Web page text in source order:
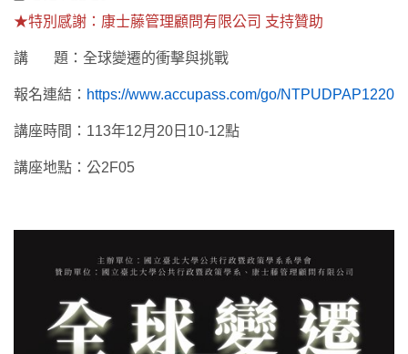
★特別感謝：康士藤管理顧問有限公司 支持贊助
講 題：全球變遷的衝擊與挑戰
報名連結： https://www.accupass.com/go/NTPUDPAP1220
講座時間：113年12月20日10-12點
講座地點：公2F05